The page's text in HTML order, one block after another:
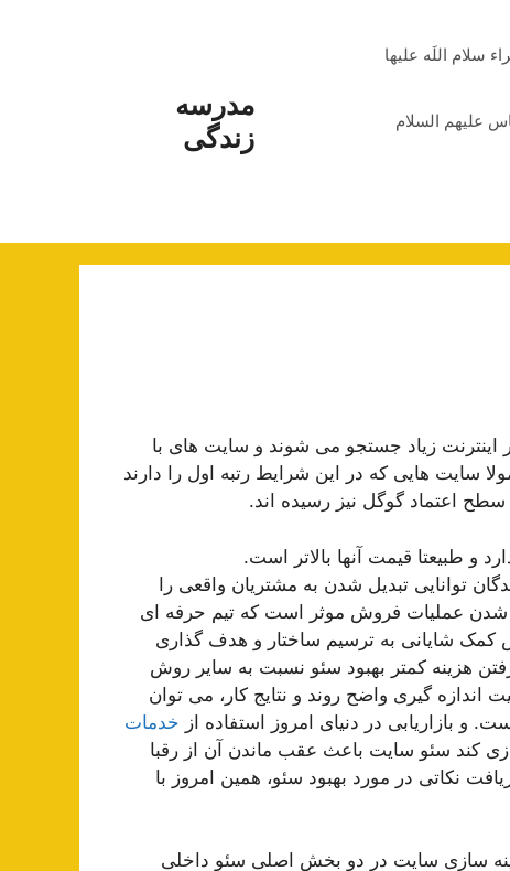
مدرسه
زندگی
اللَه علیها
علیهم السلام
اینترنت زیاد جستجو می شوند و سایت های با
سایت هایی که در این شرایط رتبه اول را دارند
اعتماد گوگل نیز رسیده اند.
و طبیعتا قیمت آنها بالاتر است.
توانایی تبدیل شدن به مشتریان واقعی را
شدن عملیات فروش موثر است که تیم حرفه ای
شایانی به ترسیم ساختار و هدف گذاری
هزینه کمتر بهبود سئو نسبت به سایر روش
اندازه گیری واضح روند و نتایج کار، می توان
و بازاریابی در دنیای امروز استفاده از خدمات
کند سئو سایت باعث عقب ماندن آن از رقبا
نکاتی در مورد بهبود سئو، همین امروز با
سازی سایت در دو بخش اصلی سئو داخلی